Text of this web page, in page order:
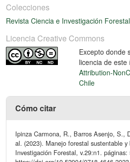
Colecciones
Revista Ciencia e Investigación Forestal
Licencia Creative Commons
Excepto donde
licencia de
Attribution-
Chile
Cómo citar
Ipinza Carmona, R., Barros Asenjo, S.,
al. (2023). Manejo forestal sustentable
Investigación Forestal, v.29:n1. páginas: